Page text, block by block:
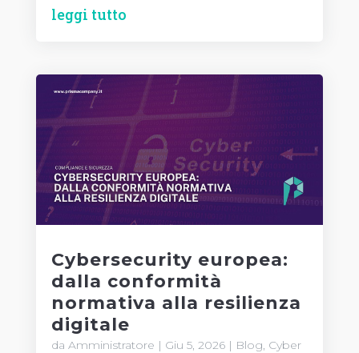
leggi tutto
Cybersecurity europea:
dalla conformità
normativa alla resilienza
digitale
da Amministratore | Giu 5, 2026| Blog Cyber